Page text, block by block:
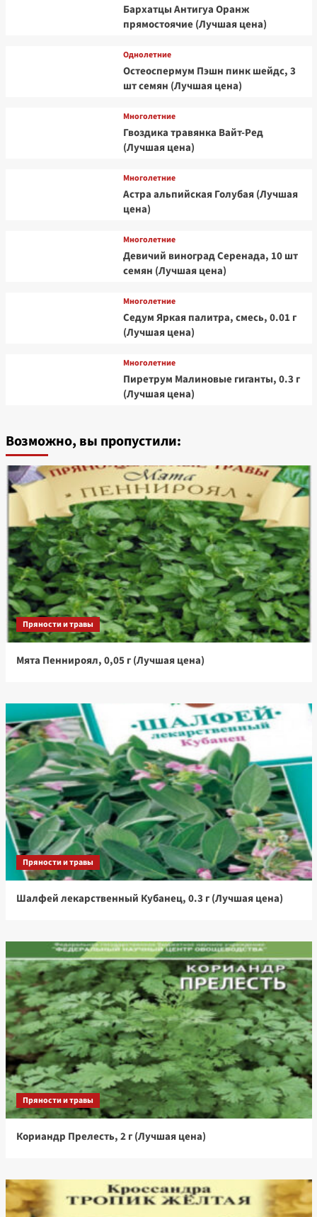
Бархатцы Антигуа Оранж
прямостоячие (Лучшая цена)
Однолетние
Остеоспермум Пэшн пинк шейдс, 3
шт семян (Лучшая цена)
Многолетние
Гвоздика травянка Вайт-Ред
(Лучшая цена)
Многолетние
Астра альпийская Голубая (Лучшая
цена)
Многолетние
Девичий виноград Серенада, 10 шт
семян (Лучшая цена)
Многолетние
Седум Яркая палитра, смесь, 0.01 г
(Лучшая цена)
Многолетние
Пиретрум Малиновые гиганты, 0.3 г
(Лучшая цена)
Возможно, вы пропустили:
Пряности и травы
Мята Пеннироял, 0,05 г (Лучшая цена)
Пряности и травы
Шалфей лекарственный Кубанец, 0.3 г (Лучшая цена)
Пряности и травы
Кориандр Прелесть, 2 г (Лучшая цена)